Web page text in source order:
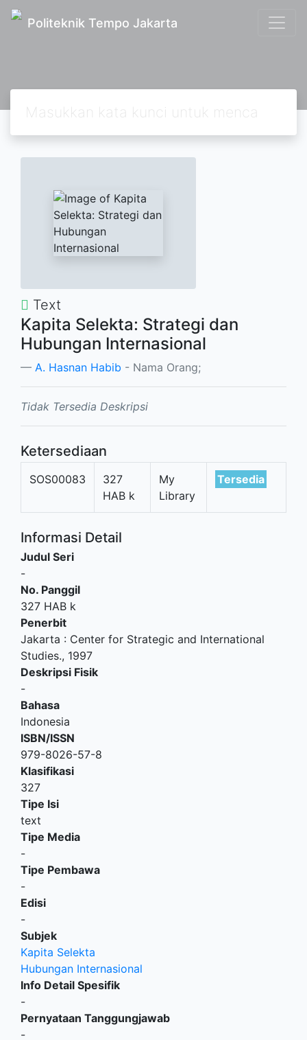
Politeknik Tempo Jakarta
Text
Kapita Selekta: Strategi dan
Hubungan Internasional
A. Hasnan Habib - Nama Orang;
Tidak Tersedia Deskripsi
Ketersediaan
SOS00083
327
HAB k
My
Library
Tersedia
Informasi Detail
Judul Seri
-
No. Panggil
327 HAB k
Penerbit
Jakarta : Center for Strategic and International
Studies., 1997
Deskripsi Fisik
-
Bahasa
Indonesia
ISBN/ISSN
979-8026-57-8
Klasifikasi
327
Tipe Isi
text
Tipe Media
-
Tipe Pembawa
-
Edisi
-
Subjek
Kapita Selekta
Hubungan Internasional
Info Detail Spesifik
-
Pernyataan Tanggungjawab
-